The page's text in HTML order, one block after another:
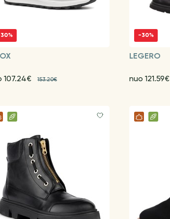
107.24€ 153.20€
-30%
LEGERO
nuo 121.59€